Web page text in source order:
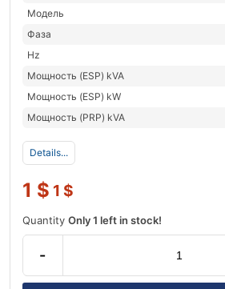
Модель
Фаза
Hz
Мощность (ESP) kVA
Мощность (ESP) kW
Мощность (PRP) kVA
Details...
1 $ 1 $
Quantity Only 1 left in stock!
-